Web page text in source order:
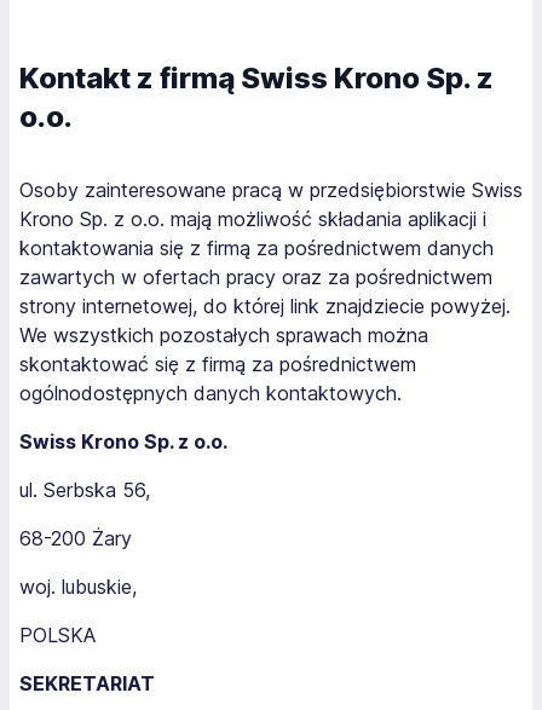
Kontakt z firmą Swiss Krono Sp. z
o.o.
Osoby zainteresowane pracą w przedsiębiorstwie Swiss
Krono Sp. z o.o. mają możliwość składania aplikacji i
kontaktowania się z firmą za pośrednictwem danych
zawartych w ofertach pracy oraz za pośrednictwem
strony internetowej, do której link znajdziecie powyżej.
We wszystkich pozostałych sprawach można
skontaktować się z firmą za pośrednictwem
ogólnodostępnych danych kontaktowych.
Swiss Krono Sp. z o.o.
ul. Serbska 56,
68-200 Żary
woj. lubuskie,
POLSKA
SEKRETARIAT